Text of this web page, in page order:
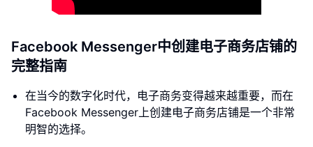
Facebook Messenger中创建电子商务店铺的
完整指南
在当今的数字化时代，电子商务变得越来越重要，而在
Facebook Messenger上创建电子商务店铺是一个非常
明智的选择。